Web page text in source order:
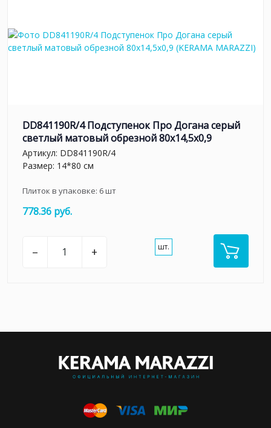
DD841190R/4 Подступенок Про Догана серый
светлый матовый обрезной 80x14,5x0,9
Артикул: DD841190R/4
Размер: 14*80 см
Плиток в упаковке: 6шт
778.36 руб.
– + шт.